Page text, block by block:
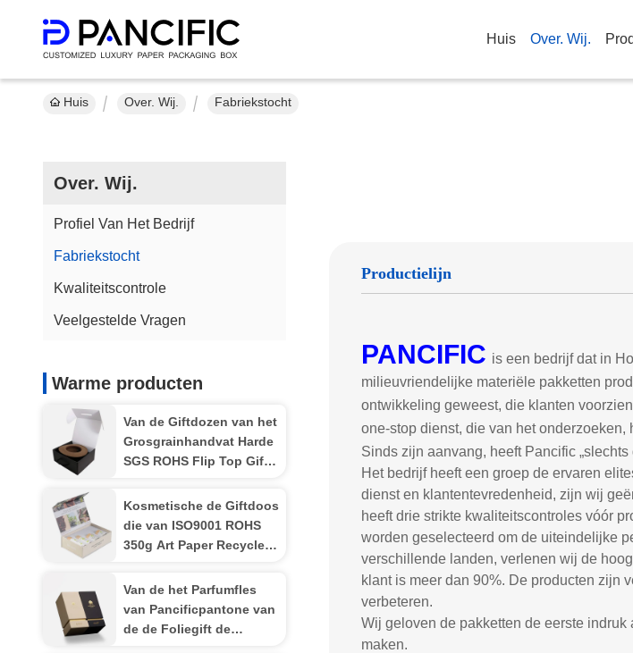
Huis Over. Wij.
Huis Over. Wij. Fabriekstocht
Over. Wij.
Profiel Van Het Bedrijf
Fabriekstocht
Kwaliteitscontrole
Veelgestelde Vragen
Warme producten
Van de Giftdozen van het
Grosgrainhandvat Harde
SGS ROHS Flip Top Gift
Kosmetische de Giftdoos
die van ISO9001 ROHS
350g Art Paper Recycled
Van de het Parfumfles
van Pancificpantone van
de de Foliegift de
Productielijn
PANCIFIC is een bedrijf dat in
milieuvriendelijke materiële pakketten
ontwikkeling geweest, die klanten
one-stop dienst, die van het
Sinds zijn aanvang, heeft Pancific
Het bedrijf heeft een groep de ervaren
dienst en klantentevredenheid, zijn wij
heeft drie strikte kwaliteitscontroles vóór
worden geselecteerd om de uiteindelijke
verschillende landen, verlenen wij de
klant is meer dan 90%. De producten zijn
verbeteren.
Wij geloven de pakketten de eerste
maken.